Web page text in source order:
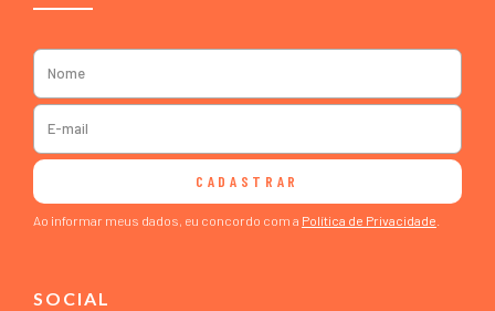
CADASTRAR
Ao informar meus dados, eu concordo com a Política de Privacidade
SOCIAL